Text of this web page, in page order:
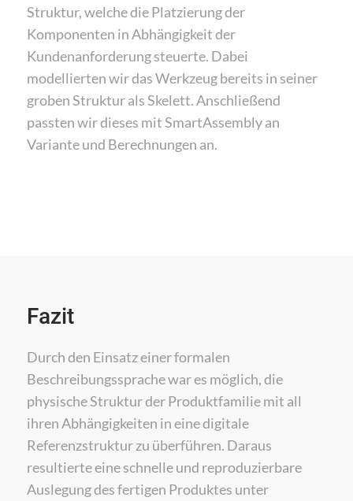
Struktur, welche die Platzierung der
Komponenten in Abhängigkeit der
Kundenanforderung steuerte. Dabei
modellierten wir das Werkzeug bereits in seiner
groben Struktur als Skelett. Anschließend
passten wir dieses mit SmartAssembly an
Variante und Berechnungen an.
Fazit
Durch den Einsatz einer formalen
Beschreibungssprache war es möglich, die
physische Struktur der Produktfamilie mit all
ihren Abhängigkeiten in eine digitale
Referenzstruktur zu überführen. Daraus
resultierte eine schnelle und reproduzierbare
Auslegung des fertigen Produktes unter